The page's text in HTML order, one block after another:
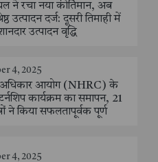
ने रचा नया कीर्तिमान, अब
उत्पादन दर्ज: दूसरी तिमाही में
उत्पादन वृद्धि
4, 2025
अधिकार आयोग (NHRC) के
कार्यक्रम का समापन, 21
ने किया सफलतापूर्वक पूर्ण
4, 2025